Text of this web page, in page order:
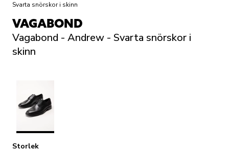
Svarta snörskor i skinn
VAGABOND
Vagabond - Andrew - Svarta snörskor i
skinn
Storlek